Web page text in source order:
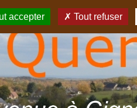
accepter Tout refuser